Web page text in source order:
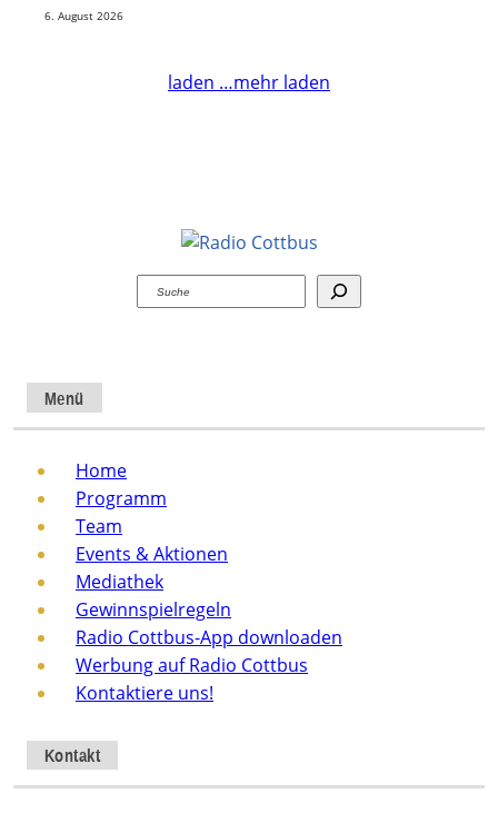
6. August 2026
laden …mehr laden
Suchen
Menü
Home
Programm
Team
Events & Aktionen
Mediathek
Gewinnspielregeln
Radio Cottbus-App downloaden
Werbung auf Radio Cottbus
Kontaktiere uns!
Kontakt